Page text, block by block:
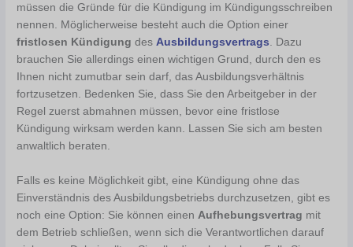
müssen die Gründe für die Kündigung im Kündigungsschreiben
nennen. Möglicherweise besteht auch die Option einer
fristlosen Kündigungdes Ausbildungsvertrags . Dazu
brauchen Sie allerdings einen wichtigen Grund, durch den es
Ihnen nicht zumutbar sein darf, das Ausbildungsverhältnis
fortzusetzen. Bedenken Sie, dass Sie den Arbeitgeber in der
Regel zuerst abmahnen müssen, bevor eine fristlose
Kündigung wirksam werden kann. Lassen Sie sich am besten
anwaltlich beraten.
Falls es keine Möglichkeit gibt, eine Kündigung ohne das
Einverständnis des Ausbildungsbetriebs durchzusetzen, gibt es
noch eine Option: Sie können einen Aufhebungsvertrag mit
dem Betrieb schließen, wenn sich die Verantwortlichen darauf